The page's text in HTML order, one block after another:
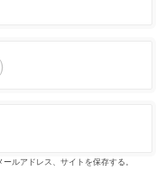
ルアドレス、サイトを保存する。